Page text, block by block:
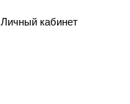
Личный кабинет